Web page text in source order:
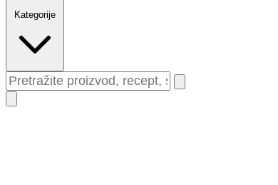
Kategorije